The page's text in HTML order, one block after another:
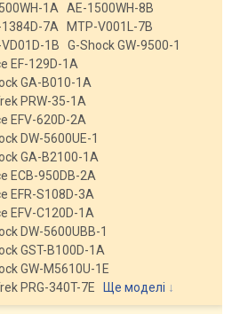
1A
AE-1500WH-8B
7A
MTP-V001L-7B
1B
G-Shock GW-9500-1
EF-129D-1A
GA-B010-1A
PRW-35-1A
EFV-620D-2A
DW-5600UE-1
GA-B2100-1A
ECB-950DB-2A
EFR-S108D-3A
EFV-C120D-1A
DW-5600UBB-1
GST-B100D-1A
GW-M5610U-1E
PRG-340T-7E
Ще моделі ↓